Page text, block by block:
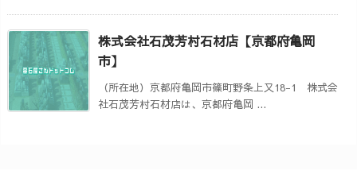
株式会社石茂芳村石材店【京都府亀岡
市】
（所在地）京都府亀岡市篠町野条上又18-1 株式会
社石茂芳村石材店は、京都府亀岡 ...